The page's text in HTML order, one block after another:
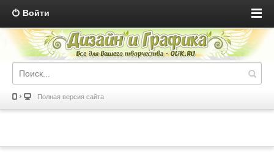
Войти
Полная версия сайта